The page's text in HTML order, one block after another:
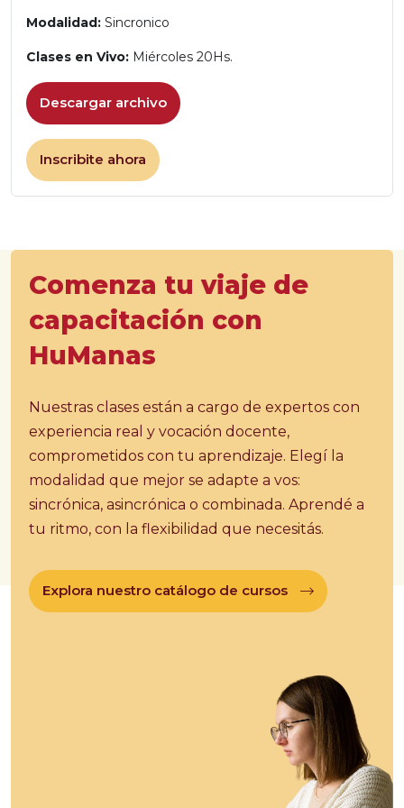
Modalidad: Sincronico
Clases en Vivo: Miércoles 20Hs.
Descargar archivo
Inscribite ahora
Skip [Edoo] CTA Area
Comenza tu viaje de
capacitación con
HuManas
Nuestras clases están a cargo de expertos con
experiencia real y vocación docente,
comprometidos con tu aprendizaje. Elegí la
modalidad que mejor se adapte a vos:
sincrónica, asincrónica o combinada. Aprendé a
tu ritmo, con la flexibilidad que necesitás.
Explora nuestro catálogo de cursos